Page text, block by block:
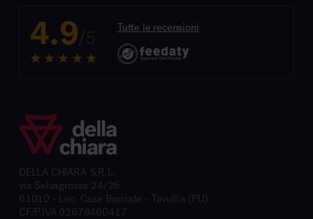
4.9/5 Tutte le recensioni
DELLA CHIARA S.R.L.
via Selvagrossa 24/26
61010 - Loc. Case Bruciate - Tavullia (PU)
CF/P.IVA 02678460417